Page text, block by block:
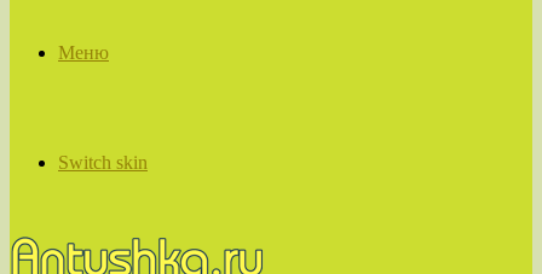
Меню
Switch skin